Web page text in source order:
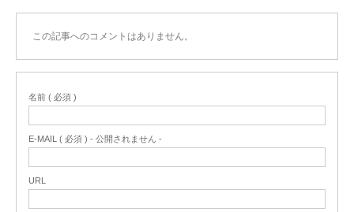
この記事へのコメントはありません。
名前 ( 必須 )
E-MAIL ( 必須 ) - 公開されません -
URL